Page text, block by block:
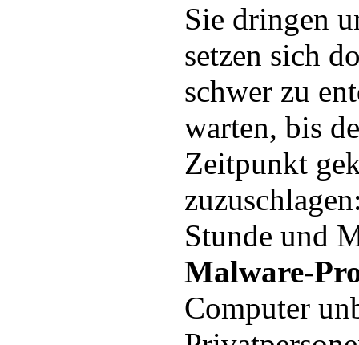
Sie dringen
setzen sich
schwer zu
warten, bis
Zeitpunkt
Stunde und
Malware-
Computer